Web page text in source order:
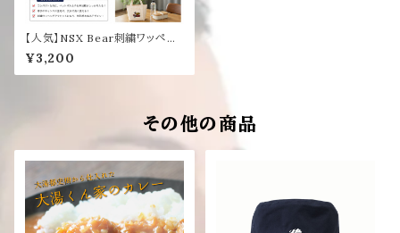
【人気】NSX Bear刺繍ワッペン
ランチトートバッグ
¥3,200
その他の商品